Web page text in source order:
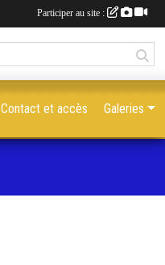
Contact et accès Galeries
Participer au site :